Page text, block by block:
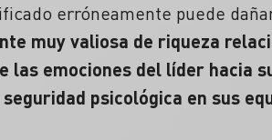
erróneamente puede
muy valiosa de riqueza
las emociones del líder hacia
psicológica en sus